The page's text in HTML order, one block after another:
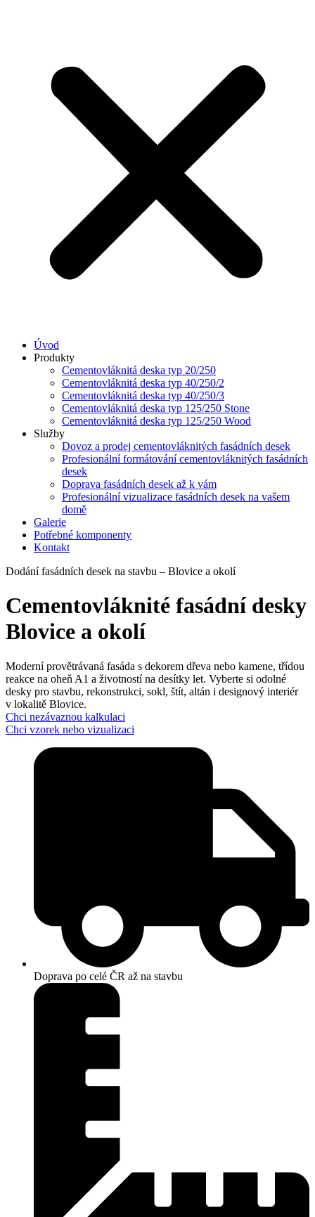
Úvod
Produkty
Cementovláknitá deska typ 20/250
Cementovláknitá deska typ 40/250/2
Cementovláknitá deska typ 40/250/3
Cementovláknitá deska typ 125/250 Stone
Cementovláknitá deska typ 125/250 Wood
Služby
Dovoz a prodej cementovláknitých fasádních desek
Profesionální formátování cementovláknitých fasádních
desek
Doprava fasádních desek až k vám
Profesionální vizualizace fasádních desek na vašem
domě
Galerie
Potřebné komponenty
Kontakt
Dodání fasádních desek na stavbu – Blovice a okolí
Cementovláknité fasádní desky
Blovice a okolí
Moderní provětrávaná fasáda s dekorem dřeva nebo kamene, třídou
reakce na oheň A1 a životností na desítky let. Vyberte si odolné
desky pro stavbu, rekonstrukci, sokl, štít, altán i designový interiér
v lokalitě Blovice.
Chci nezávaznou kalkulaci
Chci vzorek nebo vizualizaci
Doprava po celé ČR až na stavbu